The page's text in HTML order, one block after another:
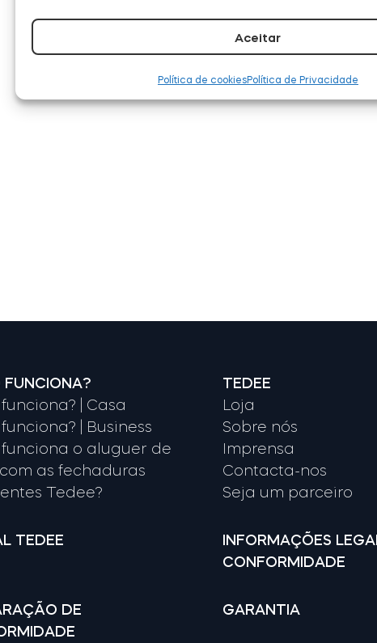
Aceitar
Política de cookiesPolítica de Privacidade
FUNCIONA?
| Casa
| Business
funciona o aluguer de
as fechaduras
Tedee?
TEDEE
Loja
Sobre nós
Imprensa
Contacta-nos
Seja um parceiro
TEDEE
INFORMAÇÕES
CONFORMIDADE
DE
GARANTIA